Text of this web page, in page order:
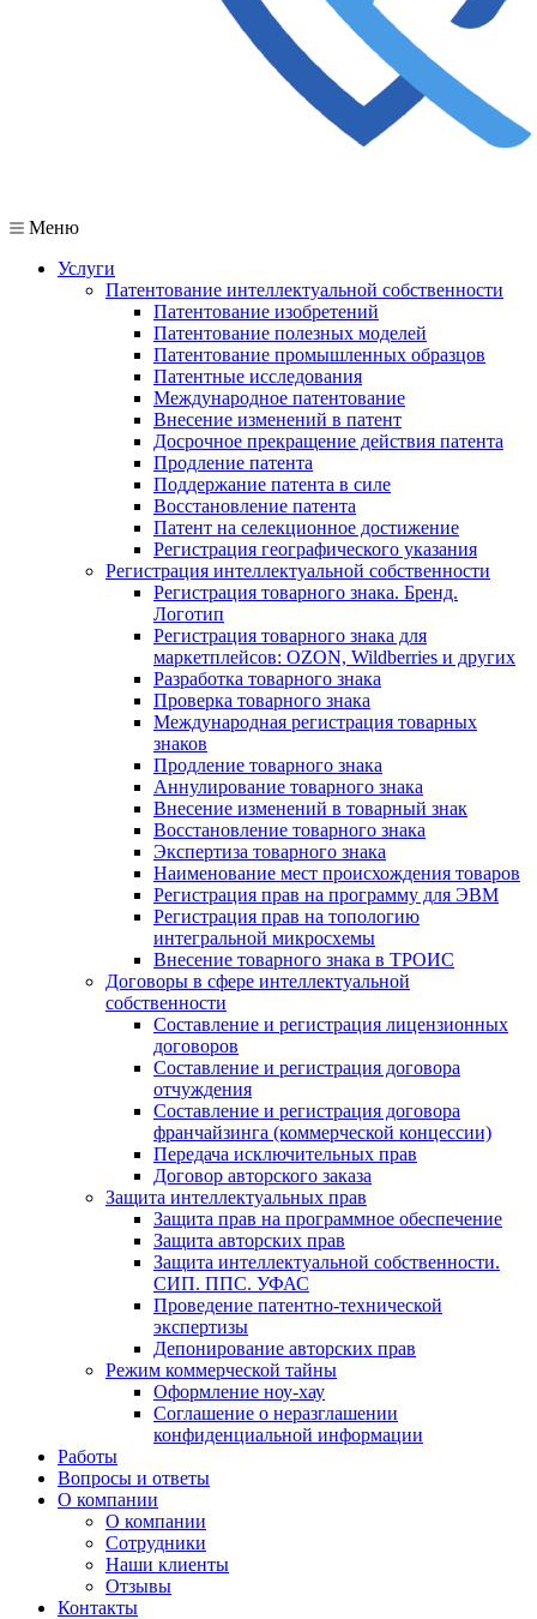
Меню
Услуги
Патентование интеллектуальной собственности
Патентование изобретений
Патентование полезных моделей
Патентование промышленных образцов
Патентные исследования
Международное патентование
Внесение изменений в патент
Досрочное прекращение действия патента
Продление патента
Поддержание патента в силе
Восстановление патента
Патент на селекционное достижение
Регистрация географического указания
Регистрация интеллектуальной собственности
Регистрация товарного знака. Бренд.
Логотип
Регистрация товарного знака для
маркетплейсов: OZON, Wildberries и других
Разработка товарного знака
Проверка товарного знака
Международная регистрация товарных
знаков
Продление товарного знака
Аннулирование товарного знака
Внесение изменений в товарный знак
Восстановление товарного знака
Экспертиза товарного знака
Наименование мест происхождения товаров
Регистрация прав на программу для ЭВМ
Регистрация прав на топологию
интегральной микросхемы
Внесение товарного знака в ТРОИС
Договоры в сфере интеллектуальной
собственности
Составление и регистрация лицензионных
договоров
Составление и регистрация договора
отчуждения
Составление и регистрация договора
франчайзинга (коммерческой концессии)
Передача исключительных прав
Договор авторского заказа
Защита интеллектуальных прав
Защита прав на программное обеспечение
Защита авторских прав
Защита интеллектуальной собственности.
СИП. ППС. УФАС
Проведение патентно-технической
экспертизы
Депонирование авторских прав
Режим коммерческой тайны
Оформление ноу-хау
Соглашение о неразглашении
конфиденциальной информации
Работы
Вопросы и ответы
О компании
О компании
Сотрудники
Наши клиенты
Отзывы
Контакты